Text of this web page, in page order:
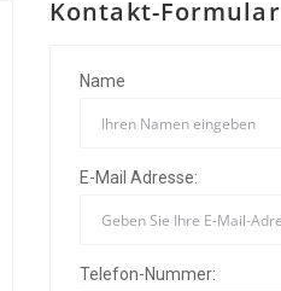
Kontakt-Formular
Name
E-Mail Adresse:
Telefon-Nummer: